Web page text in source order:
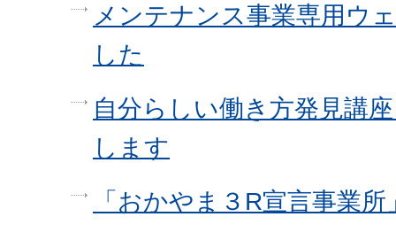
メンテナンス事業専用ウ
した
自分らしい働き方発見講
します
「おかやま３R宣言事業